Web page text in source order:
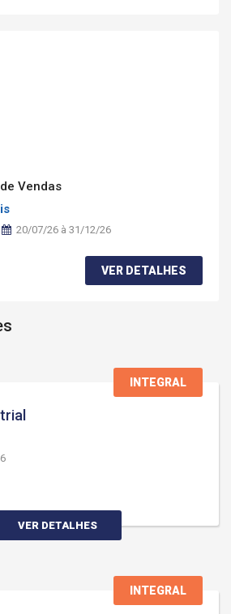
Vendas
20/07/26 à 31/12/26
VER DETALHES
INTEGRAL
VER DETALHES
INTEGRAL